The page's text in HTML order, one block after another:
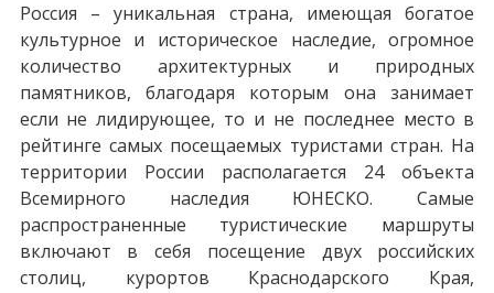
Россия – уникальная страна, имеющая богатое
культурное и историческое наследие, огромное
количество архитектурных и природных
памятников, благодаря которым она занимает
если не лидирующее, то и не последнее место в
рейтинге самых посещаемых туристами стран. На
территории России располагается 24 объекта
Всемирного наследия ЮНЕСКО. Самые
распространенные туристические маршруты
включают в себя посещение двух российских
столиц, курортов Краснодарского Края,